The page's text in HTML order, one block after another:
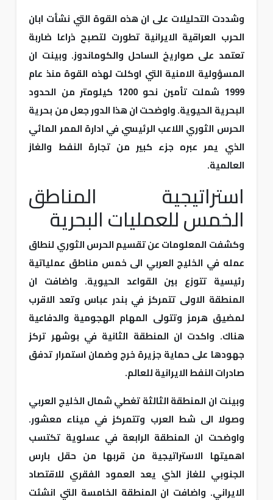
وشددت التحليلات على ان هذه القوة التي نشأت ابان
الحرب العراقية الايرانية تطورت لتصبح ذراعا ضاربة
تعتمد على صواريخ الساحل والكوماندوز. وبينت ان
المسؤولية الامنية التي اوكلت لهذه القوة منذ عام
1999 شملت تأمين نحو 1200 كيلومتر من الحدود
البحرية الحيوية. واوضحت ان هذا الدور جعل من بحرية
الحرس الثوري اللاعب الرئيسي في ادارة الممر المائي
الذي يمر عبره جزء كبير من تجارة النفط والغاز
العالمية.
استراتيجية المناطق
الخمس للعمليات البحرية
وكشفت المعلومات عن تقسيم الحرس الثوري لنطاق
عمله في الخليج العربي الى خمس مناطق عملياتية
رئيسية تتوزع بين القواعد الحيوية. واضافت ان
المنطقة الاولى تتمركز في بندر عباس وتعد الاقرب
لمضيق هرمز وتتولى المهام الهجومية والدفاعية
هناك. واكدت ان المنطقة الثانية في بوشهر تركز
جهودها على حماية جزيرة خرج وضمان استمرار تدفق
صادرات النفط الايرانية للعالم.
وبينت ان المنطقة الثالثة تغطي شمال الخليج العربي
وصولا الى شط العرب وتتمركز في ميناء معشور.
واوضحت ان المنطقة الرابعة في عسلوية تكتسب
اهميتها الاستراتيجية من قربها من حقل بارس
الجنوبي للغاز الذي يعد العمود الفقري للاقتصاد
الايراني. واضافت ان المنطقة الخامسة التي انشئت